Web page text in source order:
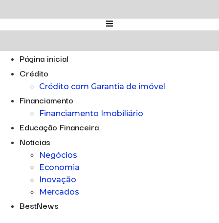
para
o
Página inicial
Crédito
Crédito com Garantia de imóvel
Financiamento
Financiamento Imobiliário
Educação Financeira
Notícias
Negócios
Economia
Inovação
Mercados
BestNews